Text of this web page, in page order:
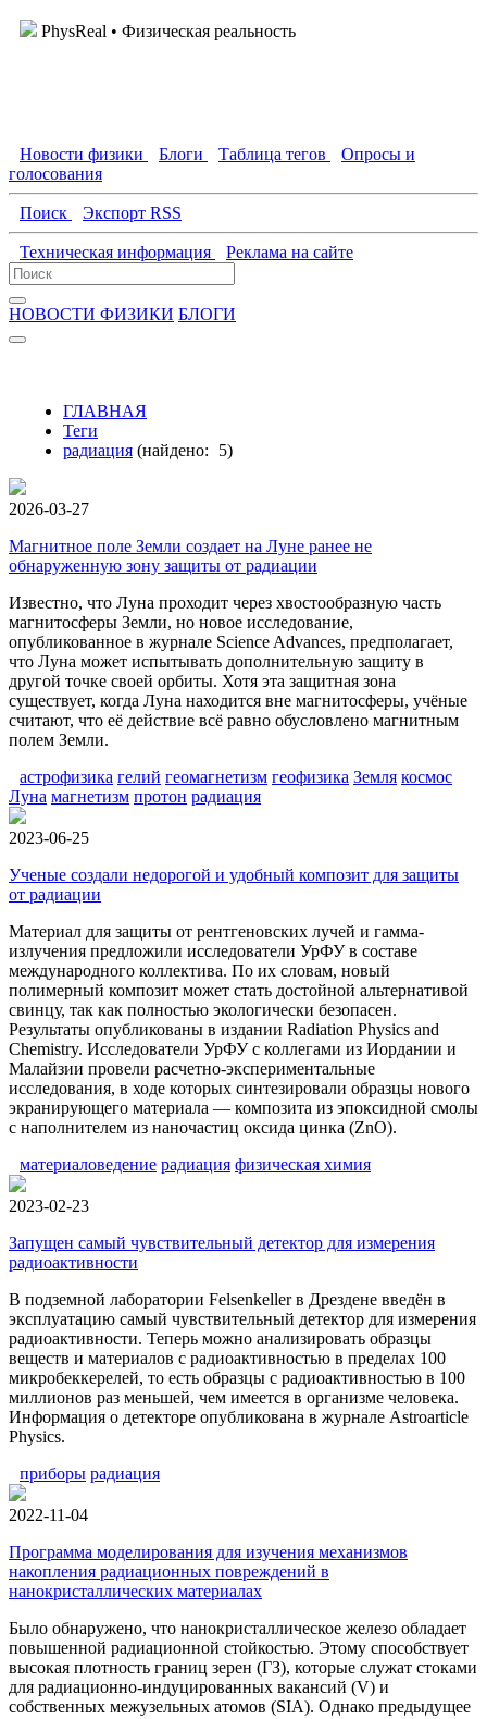
PhysReal • Физическая реальность
Новости физики Блоги Таблица тегов
Опросы и
голосования
Поиск Экспорт RSS
Техническая информация Реклама на сайте
НОВОСТИ ФИЗИКИ БЛОГИ
ГЛАВНАЯ
Теги
радиация (найдено: 5)
2026-03-27
Магнитное поле Земли создает на Луне ранее не
обнаруженную зону защиты от радиации
Известно, что Луна проходит через хвостообразную часть
магнитосферы Земли, но новое исследование,
опубликованное в журнале Science Advances, предполагает,
что Луна может испытывать дополнительную защиту в
другой точке своей орбиты. Хотя эта защитная зона
существует, когда Луна находится вне магнитосферы, учёные
считают, что её действие всё равно обусловлено магнитным
полем Земли.
астрофизика гелий геомагнетизм геофизика Земля космос
Луна магнетизм протон радиация
2023-06-25
Ученые создали недорогой и удобный композит для защиты
от радиации
Материал для защиты от рентгеновских лучей и гамма-
излучения предложили исследователи УрФУ в составе
международного коллектива. По их словам, новый
полимерный композит может стать достойной альтернативой
свинцу, так как полностью экологически безопасен.
Результаты опубликованы в издании Radiation Physics and
Chemistry. Исследователи УрФУ с коллегами из Иордании и
Малайзии провели расчетно-экспериментальные
исследования, в ходе которых синтезировали образцы нового
экранирующего материала — композита из эпоксидной смолы
с наполнителем из наночастиц оксида цинка (ZnO).
материаловедение радиация физическая химия
2023-02-23
Запущен самый чувствительный детектор для измерения
радиоактивности
В подземной лаборатории Felsenkeller в Дрездене введён в
эксплуатацию самый чувствительный детектор для измерения
радиоактивности. Теперь можно анализировать образцы
веществ и материалов с радиоактивностью в пределах 100
микробеккерелей, то есть образцы с радиоактивностью в 100
миллионов раз меньшей, чем имеется в организме человека.
Информация о детекторе опубликована в журнале Astroarticle
Physics.
приборы радиация
2022-11-04
Программа моделирования для изучения механизмов
накопления радиационных повреждений в
нанокристаллических материалах
Было обнаружено, что нанокристаллическое железо обладает
повышенной радиационной стойкостью. Этому способствует
высокая плотность границ зерен (ГЗ), которые служат стоками
для радиационно-индуцированных вакансий (V) и
собственных межузельных атомов (SIA). Однако предыдущее